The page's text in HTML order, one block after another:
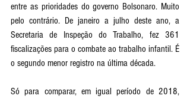
entre as prioridades do governo Bolsonaro. Muito
pelo contrário. De janeiro a julho deste ano, a
Secretaria de Inspeção do Trabalho, fez 361
fiscalizações para o combate ao trabalho infantil. É
o segundo menor registro na última década.
Só para comparar, em igual período de 2018,